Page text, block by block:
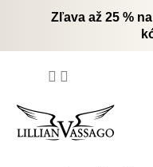
Zľava až 25 %